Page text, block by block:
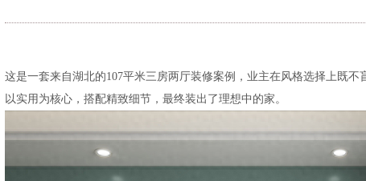
这是一套来自湖北的107平米三房两厅装修案例，业主在风格选择上既不
以实用为核心，搭配精致细节，最终装出了理想中的家。